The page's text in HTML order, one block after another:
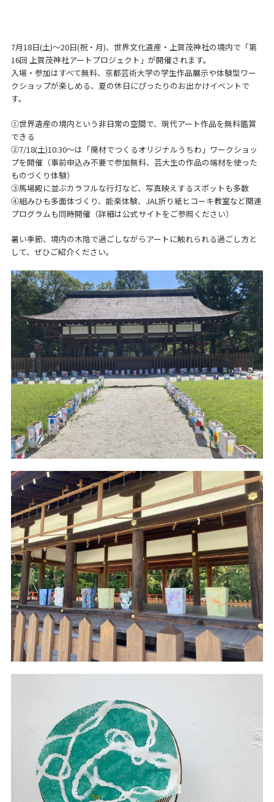
7月18日(土)〜20日(祝・月)、世界文化遺産・上賀茂神社の境内で「第
16回 上賀茂神社アートプロジェクト」が開催されます。
入場・参加はすべて無料、京都芸術大学の学生作品展示や体験型ワー
クショップが楽しめる、夏の休日にぴったりのお出かけイベントで
す。
①世界遺産の境内という非日常の空間で、現代アート作品を無料鑑賞
できる
②7/18(土)10:30〜は「廃材でつくるオリジナルうちわ」ワークショッ
プを開催（事前申込み不要で参加無料、芸大生の作品の端材を使った
ものづくり体験）
③馬場殿に並ぶカラフルな行灯など、写真映えするスポットも多数
④組みひも多面体づくり、能楽体験、JAL折り紙ヒコーキ教室など関連
プログラムも同時開催（詳細は公式サイトをご参照ください）
暑い季節、境内の木陰で過ごしながらアートに触れられる過ごし方と
して、ぜひご紹介ください。